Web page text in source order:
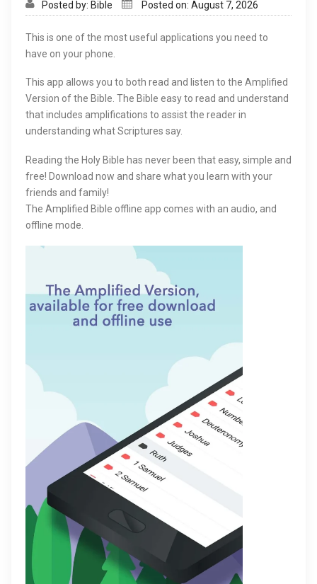
Posted by: Bible Posted on: August 7, 2026
This is one of the most useful applications you need to
have on your phone.
This app allows you to both read and listen to the Amplified
Version of the Bible. The Bible easy to read and understand
that includes amplifications to assist the reader in
understanding what Scriptures say.
Reading the Holy Bible has never been that easy, simple and
free! Download now and share what you learn with your
friends and family!
The Amplified Bible offline app comes with an audio, and
offline mode.